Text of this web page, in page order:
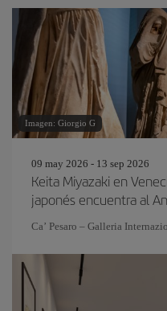
Imagen: Giorgio G
09 may 2026 - 13 sep 2026
Keita Miyazaki en
japonés encuentra al
Ca’ Pesaro – Galleria